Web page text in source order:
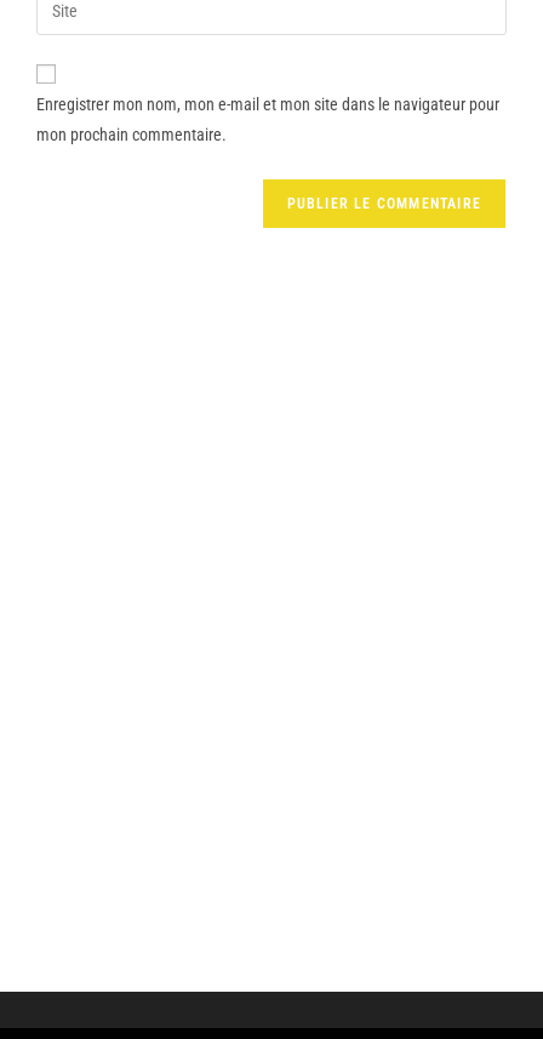
Enregistrer mon nom, mon e-mail et mon site dans le navigateur pour
mon prochain commentaire.